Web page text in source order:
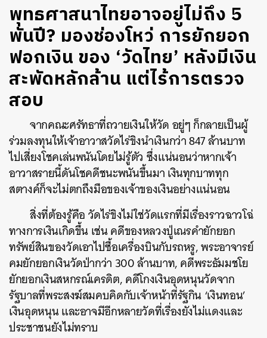
พุทธศาสนาไทยอาจอยู่ไม่ถึง 5
พันปี? มองช่องโหว่ การยักยอก
ฟอกเงิน ของ ‘วัดไทย’ หลังมีเงิน
สะพัดหลักล้าน แต่ไร้การตรวจ
สอบ
จากคณะศรัทธาที่ถวายเงินให้วัด อยู่ๆ ก็กลายเป็นผู้
ร่วมลงทุนให้เจ้าอาวาสวัดไร่ขิงนำเงินกว่า 847 ล้านบาท
ไปเสี่ยงโชคเล่นพนันโดยไม่รู้ตัว ซึ่งแน่นอนว่าหากเจ้า
อาวาสรายนี้ดันโชคดีชนะพนันขึ้นมา เงินทุกบาททุก
สตางค์ก็จะไม่ตกถึงมือของเจ้าของเงินอย่างแน่นอน
สิ่งที่ต้องรู้คือ วัดไร่ขิงไม่ใช่วัดแรกที่มีเรื่องราวฉาวโฉ่
ทางการเงินเกิดขึ้น เช่น คดีของหลวงปู่เณรคำยักยอก
ทรัพย์สินของวัดเอาไปซื้อเครื่องบินกับรถหรู, พระอาจารย์
คมยักยอกเงินวัดป่ากว่า 300 ล้านบาท, คดีพระธัมมชโย
ยักยอกเงินสหกรณ์เครดิต, คดีโกงเงินอุดหนุนวัดจาก
รัฐบาลที่พระสงฆ์สมคบคิดกับเจ้าหน้าที่รัฐกิน ‘เงินทอน’
เงินอุดหนุน และอาจมีอีกหลายวัดที่เรื่องยังไม่แดงและ
ประชาชนยังไม่ทราบ